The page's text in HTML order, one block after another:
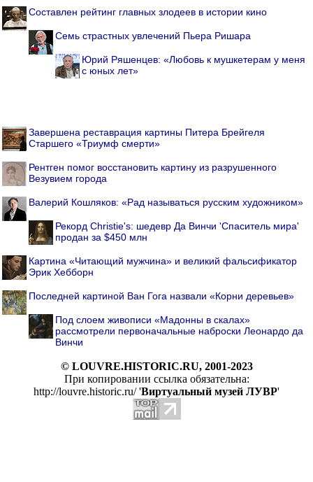
Составлен рейтинг главных злодеев в истории кино
Семь страстных увлечений Пьера Ришара
Юрий Ряшенцев: «Любовь к мушкетерам у меня
с юных лет»
Завершена реставрация картины Питера Брейгеля
Старшего «Триумф смерти»
Рентген помог восстановить картину из разрушенного
Везувием города
Валерий Кошляков: «Рад называться русским художником»
Рекорд Christie's: шедевр Да Винчи 'Спаситель мира'
продан за $450 млн
Картина «Читающий мужчина» и великий фальсификатор
Эрик Хебборн
Последней картиной Ван Гога назвали «Корни деревьев»
Под слоем живописи «Мадонны в скалах»
рассмотрели первоначальные наброски Леонардо да
Винчи
© LOUVRE.HISTORIC.RU, 2001-2023
При копировании ссылка обязательна:
http://louvre.historic.ru/ 'Виртуальный музей ЛУВР'